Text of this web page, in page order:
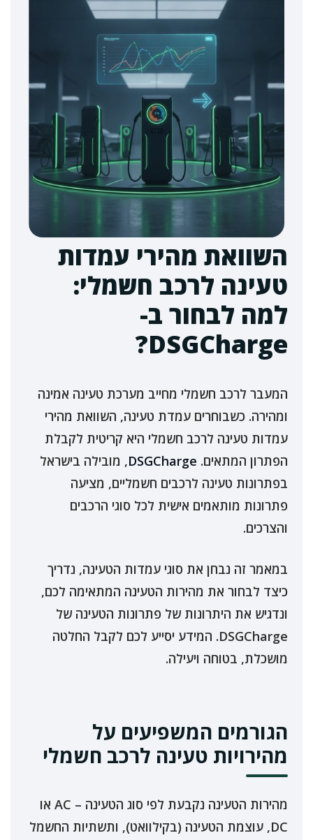
השוואת מהירי עמדות
טעינה לרכב חשמלי:
למה לבחור ב-
DSGCharge?
המעבר לרכב חשמלי מחייב מערכת טעינה אמינה
ומהירה. כשבוחרים עמדת טעינה, השוואת מהירי
עמדות טעינה לרכב חשמלי היא קריטית לקבלת
הפתרון המתאים. DSGCharge, מובילה בישראל
בפתרונות טעינה לרכבים חשמליים, מציעה
פתרונות מותאמים אישית לכל סוגי הרכבים
והצרכים.
במאמר זה נבחן את סוגי עמדות הטעינה, נדריך
כיצד לבחור את מהירות הטעינה המתאימה לכם,
ונדגיש את היתרונות של פתרונות הטעינה של
DSGCharge. המידע יסייע לכם לקבל החלטה
מושכלת, בטוחה ויעילה.
הגורמים המשפיעים על
מהירויות טעינה לרכב חשמלי
מהירות הטעינה נקבעת לפי סוג הטעינה – AC או
DC, עוצמת הטעינה (בקילוואט), ותשתיות החשמל